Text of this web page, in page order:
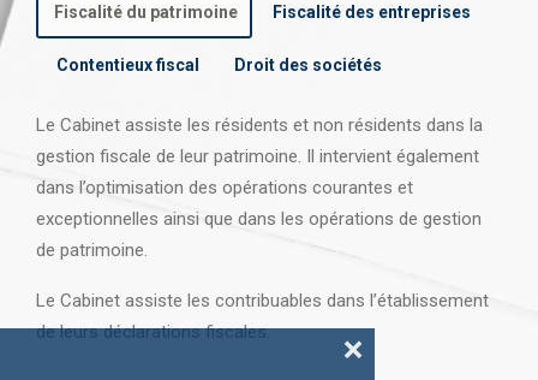
❌
Fiscalité du patrimoine Fiscalité des entreprises
Contentieux fiscal Droit des sociétés
Le Cabinet assiste les résidents et non résidents dans la
gestion fiscale de leur patrimoine. Il intervient également
dans l’optimisation des opérations courantes et
exceptionnelles ainsi que dans les opérations de gestion
de patrimoine.
Le Cabinet assiste les contribuables dans l’établissement
de leurs déclarations fiscales.